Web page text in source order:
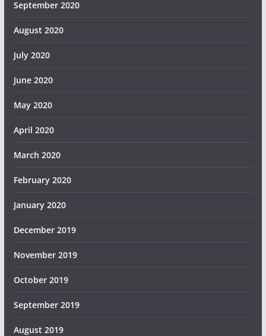
September 2020
August 2020
July 2020
June 2020
May 2020
April 2020
March 2020
February 2020
January 2020
December 2019
November 2019
October 2019
September 2019
August 2019